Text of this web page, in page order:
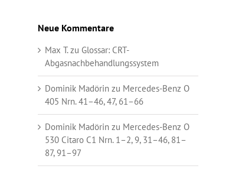
Neue Kommentare
Max T.zu Glossar: CRT-
Abgasnachbehandlungssystem
Dominik Madörin zu Mercedes-Benz O
405 Nrn. 41–46, 47, 61–66
Dominik Madörin zu Mercedes-Benz O
530 Citaro C1 Nrn. 1–2, 9, 31–46, 81–
87, 91–97